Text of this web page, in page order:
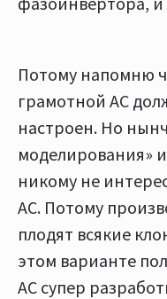
Потому напомню
грамотной АС
настроен. Но
моделирования»
никому не
АС. Потому
плодят всякие
этом варианте
АС супер